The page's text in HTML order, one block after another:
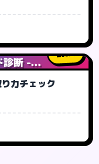
診断 -...
0人
力チェック